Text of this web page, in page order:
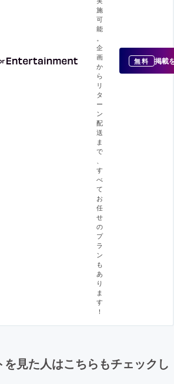
施
可
能
企
画
か
ら
リ
タ
ー
ン
配
送
ま
で
す
べ
て
お
任
せ
の
プ
ラ
ン
も
あ
り
ま
す
！
無料 掲載
見た人はこちらもチェックし